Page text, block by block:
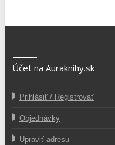
Účet na Auraknihy.sk
Prihlásiť / Registrovať
Objednávky
Upraviť adresu